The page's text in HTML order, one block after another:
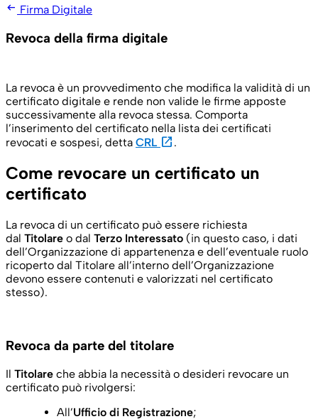
arrow_left_alt Firma Digitale
Revoca della firma digitale
La revoca è un provvedimento che modifica la validità di un
certificato digitale e rende non valide le firme apposte
successivamente alla revoca stessa. Comporta
l’inserimento del certificato nella lista dei certificati
revocati e sospesi, detta CRL open_in_new .
Come revocare un certificato un
certificato
La revoca di un certificato può essere richiesta
dal Titolare o dal Terzo Interessato (in questo caso, i dati
dell’Organizzazione di appartenenza e dell’eventuale ruolo
ricoperto dal Titolare all’interno dell’Organizzazione
devono essere contenuti e valorizzati nel certificato
stesso).
Revoca da parte del titolare
Il Titolare che abbia la necessità o desideri revocare un
certificato può rivolgersi:
All’Ufficio di Registrazione;